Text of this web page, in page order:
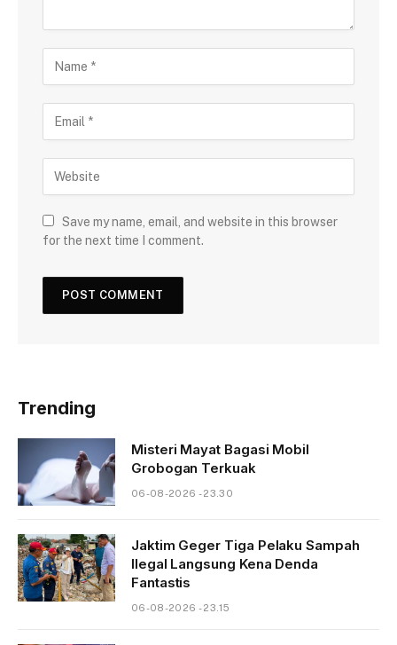
Save my name, email, and website in this browser
for the next time I comment.
Trending
Misteri Mayat Bagasi Mobil
Grobogan Terkuak
06-08-2026 - 23.30
Jaktim Geger Tiga Pelaku Sampah
Ilegal Langsung Kena Denda
Fantastis
06-08-2026 - 23.15